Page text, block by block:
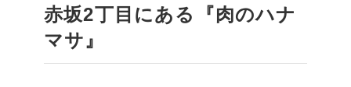
赤坂2丁目にある『肉のハナ
マサ』